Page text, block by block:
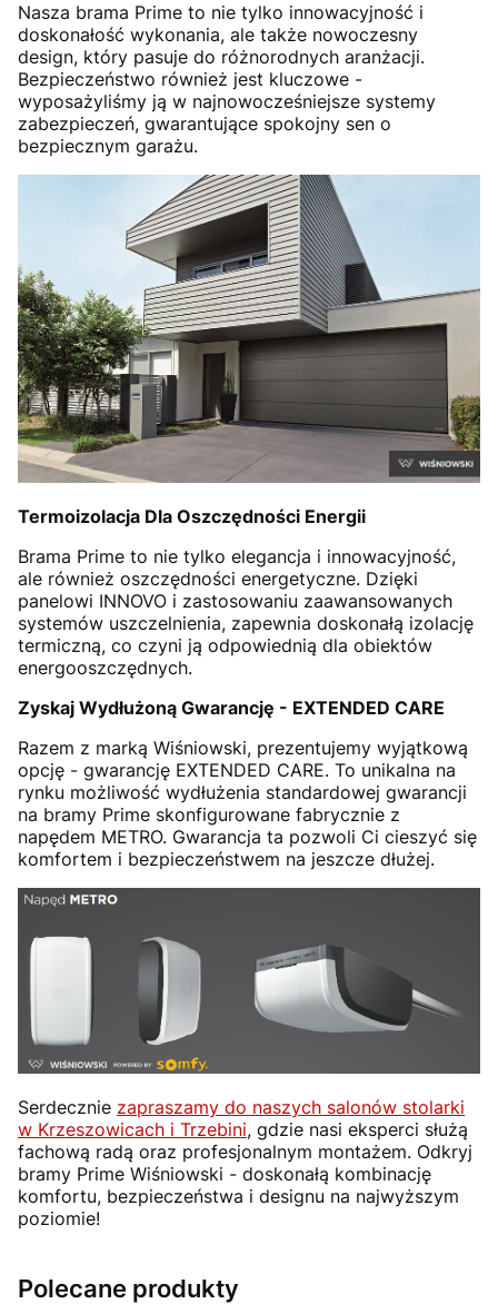
Nasza brama Prime to nie tylko innowacyjność i
doskonałość wykonania, ale także nowoczesny
design, który pasuje do różnorodnych aranżacji.
Bezpieczeństwo również jest kluczowe -
wyposażyliśmy ją w najnowocześniejsze systemy
zabezpieczeń, gwarantujące spokojny sen o
bezpiecznym garażu.
Termoizolacja Dla Oszczędności Energii
Brama Prime to nie tylko elegancja i innowacyjność,
ale również oszczędności energetyczne. Dzięki
panelowi INNOVO i zastosowaniu zaawansowanych
systemów uszczelnienia, zapewnia doskonałą izolację
termiczną, co czyni ją odpowiednią dla obiektów
energooszczędnych.
Zyskaj Wydłużoną Gwarancję - EXTENDED CARE
Razem z marką Wiśniowski, prezentujemy wyjątkową
opcję - gwarancję EXTENDED CARE. To unikalna na
rynku możliwość wydłużenia standardowej gwarancji
na bramy Prime skonfigurowane fabrycznie z
napędem METRO. Gwarancja ta pozwoli Ci cieszyć się
komfortem i bezpieczeństwem na jeszcze dłużej.
Serdecznie zapraszamy do naszych salonów stolarki
w Krzeszowicach i Trzebini, gdzie nasi eksperci służą
fachową radą oraz profesjonalnym montażem. Odkryj
bramy Prime Wiśniowski - doskonałą kombinację
komfortu, bezpieczeństwa i designu na najwyższym
poziomie!
Polecane produkty